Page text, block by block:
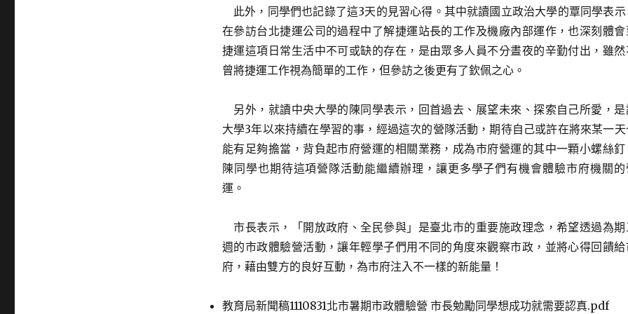
此外，同學們也記錄了這3天的見習心得。其中就讀國立政治大學的覃同學表示
在參訪台北捷運公司的過程中了解捷運站長的工作及機廠內部運作，也深刻體會
捷運這項日常生活中不可或缺的存在，是由眾多人員不分晝夜的辛勤付出，雖然
曾將捷運工作視為簡單的工作，但參訪之後更有了欽佩之心。
另外，就讀中央大學的陳同學表示，回首過去、展望未來、探索自己所愛，是
大學3年以來持續在學習的事，經過這次的營隊活動，期待自己或許在將來某一天
能有足夠擔當，背負起市府營運的相關業務，成為市府營運的其中一顆小螺絲釘
陳同學也期待這項營隊活動能繼續辦理，讓更多學子們有機會體驗市府機關的
運。
市長表示，「開放政府、全民參與」是臺北市的重要施政理念，希望透過為期
週的市政體驗營活動，讓年輕學子們用不同的角度來觀察市政，並將心得回饋給
府，藉由雙方的良好互動，為市府注入不一樣的新能量！
教育局新聞稿1110831北市暑期市政體驗營 市長勉勵同學想成功就需要認真.pdf